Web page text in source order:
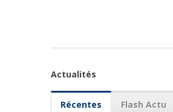
Actualités
Récentes Flash Actu